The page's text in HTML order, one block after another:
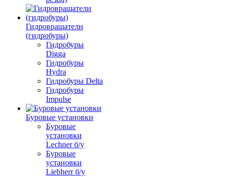
Гидровращатели
(гидробуры)
Гидробуры
Digga
Гидробуры
Hydra
Гидробуры Delta
Гидробуры
Impulse
Буровые установки
Буровые
установки
Lechner б/у
Буровые
установки
Liebherr б/у